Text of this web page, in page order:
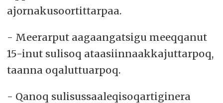
ajornakusoortittarpaa.
- Meerarput aagaangatsigu meeqqanut
15-inut sulisoq ataasiinnaakkajuttarpoq,
taanna oqaluttuarpoq.
- Qanoq sulisussaaleqisoqartiginera